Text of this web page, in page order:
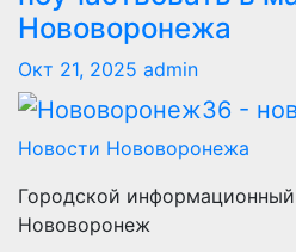
Нововоронежа
Окт 21, 2025 admin
Новости Нововоронежа
Городской
Нововоронеж